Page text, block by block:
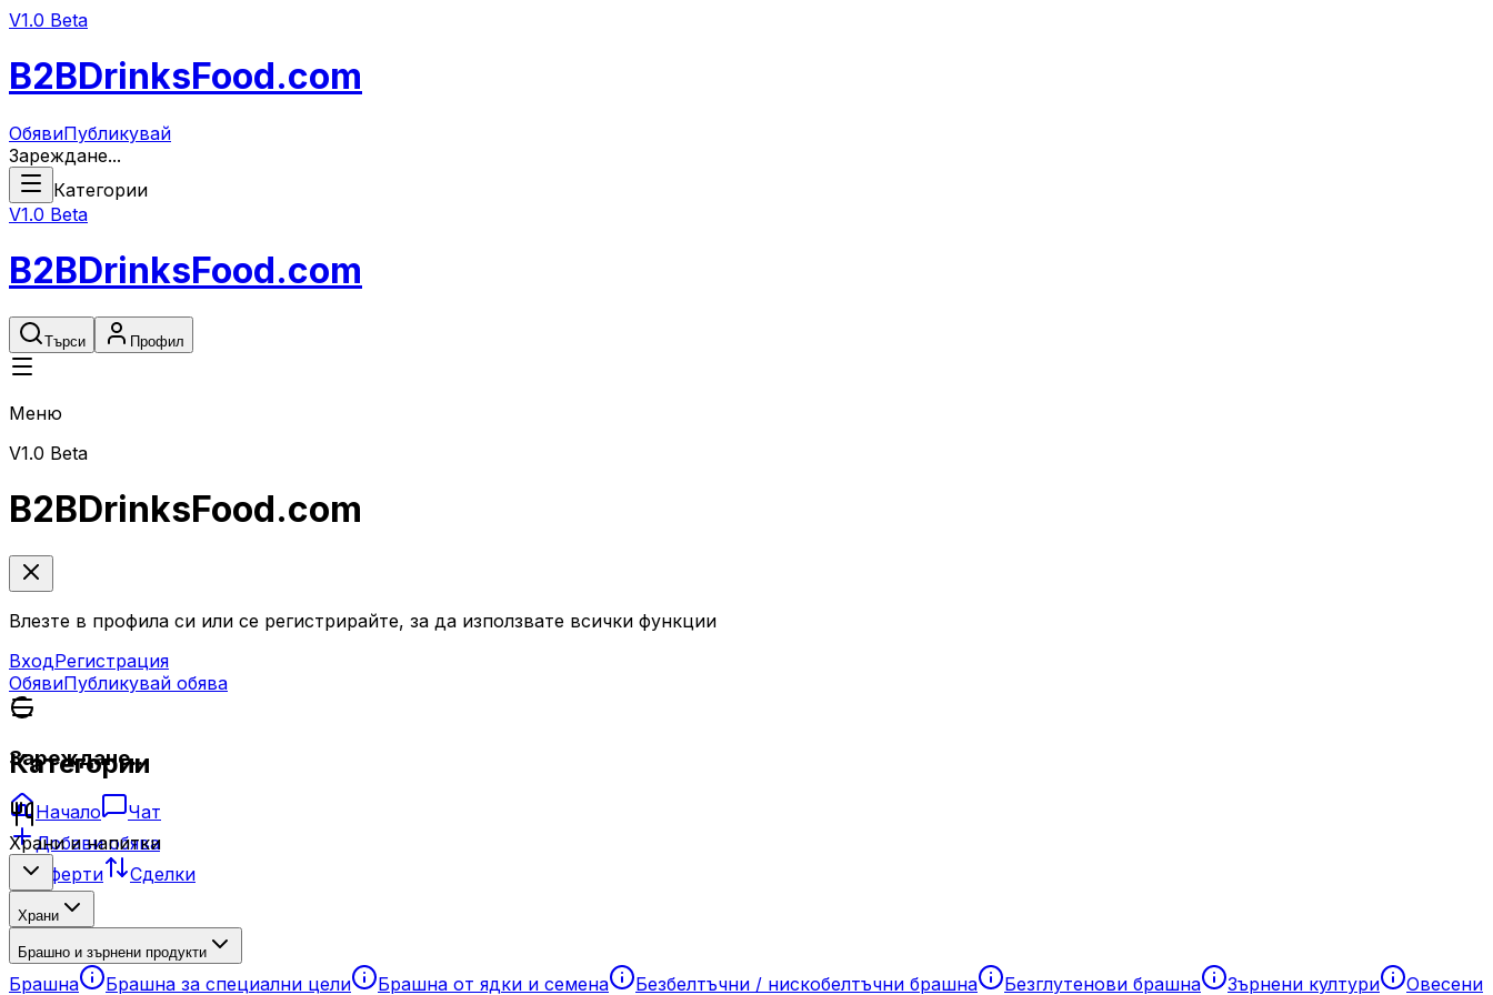
V1.0 Beta
B2BDrinksFood.com
ОбявиПубликувай
Зареждане...
Категории
V1.0 Beta
B2BDrinksFood.com
Търси Профил
Меню
V1.0 Beta
B2BDrinksFood.com
Влезте в профила си или се регистрирайте, за да използвате всички функции
ВходРегистрация
ОбявиПубликувай обява
Категории
Храни и напитки
Храни
Брашно и зърнени продукти
Брашна Брашна за специални цели Брашна от ядки и семена Безбелтъчни / нискобелтъчни брашна Безглутенови брашна Зърнени култури Овесени
Зареждане...
Начало
Чат
Добави обява
Оферти
Сделки